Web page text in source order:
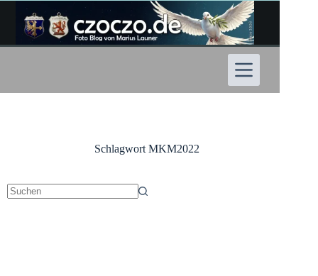
Inhalt
springen
Schlagwort MKM2022